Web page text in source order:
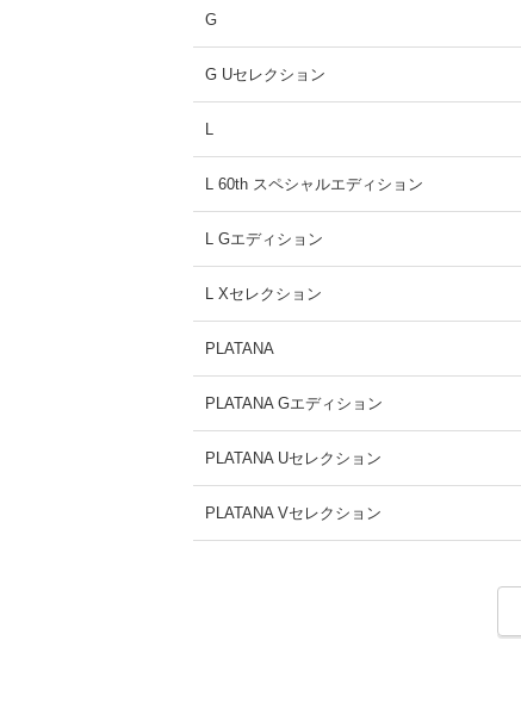
G
G Uセレクション
L
L 60th スペシャルエディション
L Gエディション
L Xセレクション
PLATANA
PLATANA Gエディション
PLATANA Uセレクション
PLATANA Vセレクション